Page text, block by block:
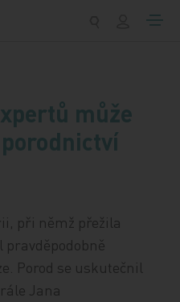
může
při němž přežila
Porod se uskutečnil
Jana